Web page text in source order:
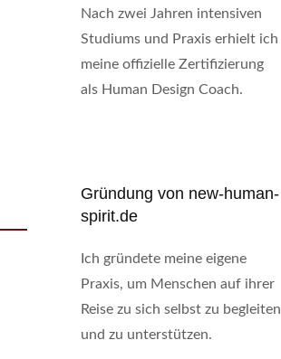
Nach zwei Jahren intensiven
Studiums und Praxis erhielt ich
meine offizielle Zertifizierung
als Human Design Coach.
Gründung von new-human-
spirit.de
Ich gründete meine eigene
Praxis, um Menschen auf ihrer
Reise zu sich selbst zu begleiten
und zu unterstützen.